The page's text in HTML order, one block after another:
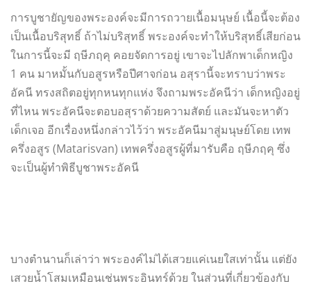
การบูชายัญของพระองค์จะมีการถวายเนื้อมนุษย์ เนื้อนี้จะต้อง
เป็นเนื้อบริสุทธิ์ ถ้าไม่บริสุทธิ์ พระองค์จะทำให้บริสุทธิ์เสียก่อน
ในการนี้จะมี ฤษีภฤคุ คอยจัดการอยู่ เขาจะไปลักพาเด็กหญิง
1 คน มาหมั้นกับอสูรหรือปีศาจก่อน อสุรานี้จะทราบว่าพระ
อัคนี ทรงสถิตอยู่ทุกหนทุกแห่ง จึงถามพระอัคนีว่า เด็กหญิงอยู่
ที่ไหน พระอัคนีจะตอบอสุราด้วยความสัตย์ และมันจะหาตัว
เด็กเจอ อีกเรื่องหนึ่งกล่าวไว้ว่า พระอัคนีมาสู่มนุษย์โดย เทพ
ครึ่งอสูร (Matarisvan) เทพครึ่งอสูรผู้ที่มารับคือ ฤษีภฤคุ ซึ่ง
จะเป็นผู้ทำพิธีบูชาพระอัคนี
บางตำนานก็เล่าว่า พระองค์ไม่ได้เสวยแค่เนยใสเท่านั้น แต่ยัง
เสวยน้ำโสมเหมือนเช่นพระอินทร์ด้วย ในส่วนที่เกี่ยวข้องกับ